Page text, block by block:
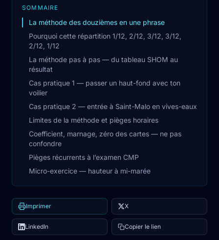
SOMMAIRE
La méthode des douzièmes en une phrase
Pourquoi cette répartition 1/12, 2/12, 3/12, 3/12,
2/12, 1/12
La méthode pas à pas — du tableau SHOM au
résultat
Cas pratique 1 — passer un haut-fond avec ton
voilier
Cas pratique 2 — entrée à Saint-Malo en vives-eaux
Limites de la méthode et pièges horaires
Coefficient, marnage, zéro des cartes — ne pas
confondre
Pièges récurrents à l’examen CMP
Micro-exercice — hauteur à mi-marée
Imprimer X
LinkedIn Copier le lien